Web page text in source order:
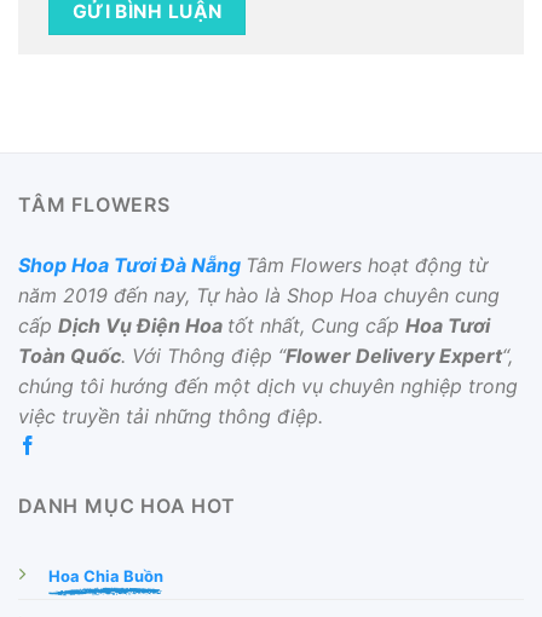
TÂM FLOWERS
Shop Hoa Tươi Đà Nẵng Tâm Flowers hoạt động từ
năm 2019 đến nay, Tự hào là Shop Hoa chuyên cung
cấp Dịch Vụ Điện Hoa tốt nhất, Cung cấp Hoa Tươi
Toàn Quốc. Với Thông điệp “Flower Delivery Expert“,
chúng tôi hướng đến một dịch vụ chuyên nghiệp trong
việc truyền tải những thông điệp.
DANH MỤC HOA HOT
Hoa Chia Buồn